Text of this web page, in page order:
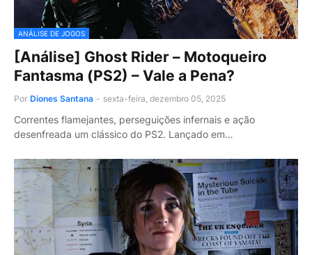
ANÁLISE DE JOGOS
[Análise] Ghost Rider – Motoqueiro
Fantasma (PS2) – Vale a Pena?
Por Diones Santana - sexta-feira, dezembro 05, 2025
Correntes flamejantes, perseguições infernais e ação
desenfreada um clássico do PS2. Lançado em…